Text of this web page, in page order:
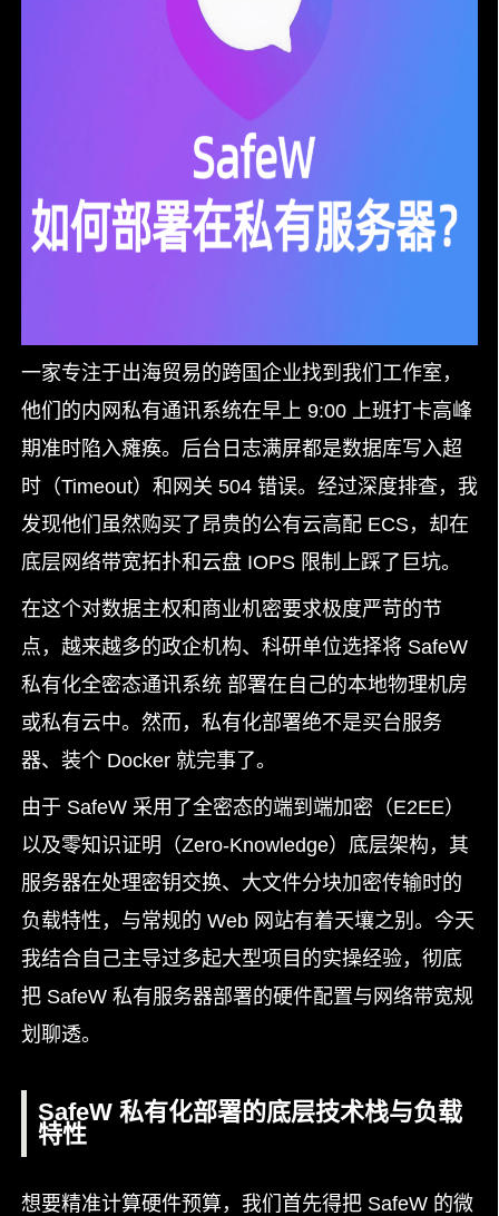
一家专注于出海贸易的跨国企业找到我们工作室，
他们的内网私有通讯系统在早上 9:00 上班打卡高峰
期准时陷入瘫痪。后台日志满屏都是数据库写入超
时（Timeout）和网关 504 错误。经过深度排查，我
发现他们虽然购买了昂贵的公有云高配 ECS，却在
底层网络带宽拓扑和云盘 IOPS 限制上踩了巨坑。
在这个对数据主权和商业机密要求极度严苛的节
点，越来越多的政企机构、科研单位选择将 SafeW
私有化全密态通讯系统 部署在自己的本地物理机房
或私有云中。然而，私有化部署绝不是买台服务
器、装个 Docker 就完事了。
由于 SafeW 采用了全密态的端到端加密（E2EE）
以及零知识证明（Zero-Knowledge）底层架构，其
服务器在处理密钥交换、大文件分块加密传输时的
负载特性，与常规的 Web 网站有着天壤之别。今天
我结合自己主导过多起大型项目的实操经验，彻底
把 SafeW 私有服务器部署的硬件配置与网络带宽规
划聊透。
SafeW 私有化部署的底层技术栈与负载
特性
想要精准计算硬件预算，我们首先得把 SafeW 的微